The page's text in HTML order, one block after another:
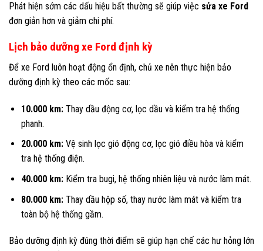
Phát hiện sớm các dấu hiệu bất thường sẽ giúp việc sửa xe Ford
đơn giản hơn và giảm chi phí.
Lịch bảo dưỡng xe Ford định kỳ
Để xe Ford luôn hoạt động ổn định, chủ xe nên thực hiện bảo
dưỡng định kỳ theo các mốc sau:
10.000 km:Thay dầu động cơ, lọc dầu và kiểm tra hệ thống
phanh.
20.000 km:Vệ sinh lọc gió động cơ, lọc gió điều hòa và kiểm
tra hệ thống điện.
40.000 km:Kiểm tra bugi, hệ thống nhiên liệu và nước làm mát.
80.000 km:Thay dầu hộp số, thay nước làm mát và kiểm tra
toàn bộ hệ thống gầm.
Bảo dưỡng định kỳ đúng thời điểm sẽ giúp hạn chế các hư hỏng lớn